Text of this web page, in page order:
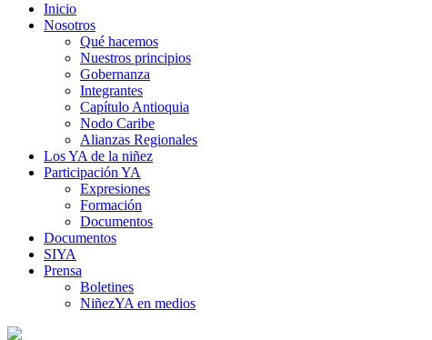
Inicio
Nosotros
Qué hacemos
Nuestros principios
Gobernanza
Integrantes
Capítulo Antioquia
Nodo Caribe
Alianzas Regionales
Los YA de la niñez
Participación YA
Expresiones
Formación
Documentos
Documentos
SIYA
Prensa
Boletines
NiñezYA en medios